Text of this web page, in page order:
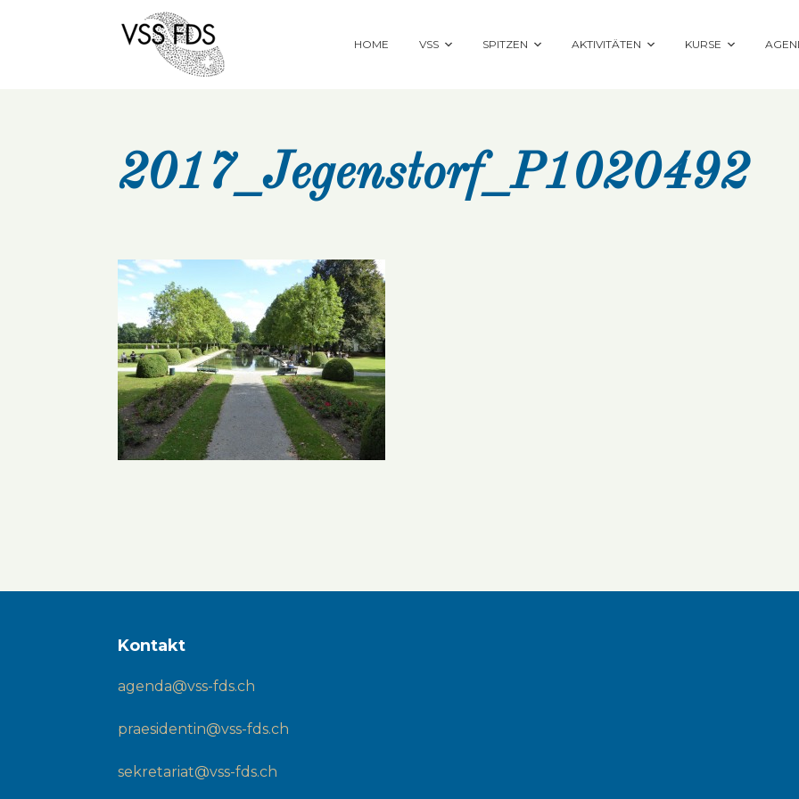
HOME VSS SPITZEN AKTIVITÄTEN KURSE
2017_Jegenstorf_P1020492
Kontakt
agenda@vss-fds.ch
praesidentin@vss-fds.ch
sekretariat@vss-fds.ch